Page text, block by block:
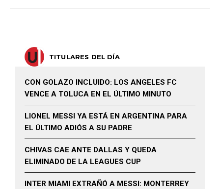
TITULARES DEL DÍA
CON GOLAZO INCLUIDO: LOS ANGELES FC
VENCE A TOLUCA EN EL ÚLTIMO MINUTO
LIONEL MESSI YA ESTÁ EN ARGENTINA PARA
EL ÚLTIMO ADIÓS A SU PADRE
CHIVAS CAE ANTE DALLAS Y QUEDA
ELIMINADO DE LA LEAGUES CUP
INTER MIAMI EXTRAÑÓ A MESSI: MONTERREY